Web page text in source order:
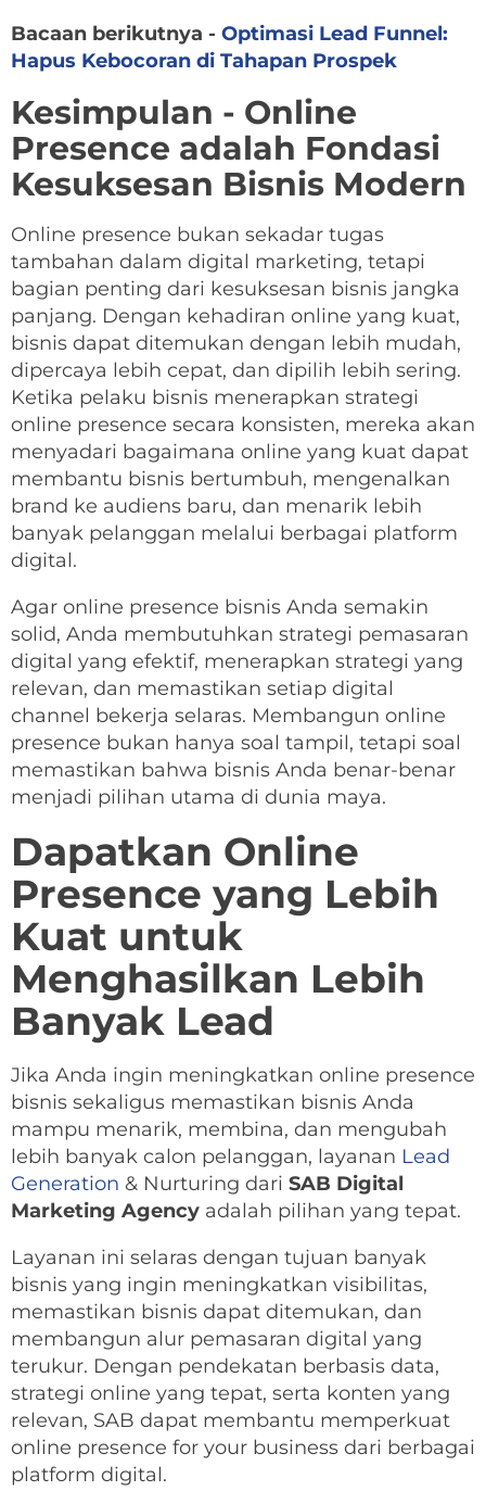
Bacaan berikutnya - Optimasi Lead Funnel:
Hapus Kebocoran di Tahapan Prospek
Kesimpulan - Online
Presence adalah Fondasi
Kesuksesan Bisnis Modern
Online presence bukan sekadar tugas
tambahan dalam digital marketing, tetapi
bagian penting dari kesuksesan bisnis jangka
panjang. Dengan kehadiran online yang kuat,
bisnis dapat ditemukan dengan lebih mudah,
dipercaya lebih cepat, dan dipilih lebih sering.
Ketika pelaku bisnis menerapkan strategi
online presence secara konsisten, mereka akan
menyadari bagaimana online yang kuat dapat
membantu bisnis bertumbuh, mengenalkan
brand ke audiens baru, dan menarik lebih
banyak pelanggan melalui berbagai platform
digital.
Agar online presence bisnis Anda semakin
solid, Anda membutuhkan strategi pemasaran
digital yang efektif, menerapkan strategi yang
relevan, dan memastikan setiap digital
channel bekerja selaras. Membangun online
presence bukan hanya soal tampil, tetapi soal
memastikan bahwa bisnis Anda benar-benar
menjadi pilihan utama di dunia maya.
Dapatkan Online
Presence yang Lebih
Kuat untuk
Menghasilkan Lebih
Banyak Lead
Jika Anda ingin meningkatkan online presence
bisnis sekaligus memastikan bisnis Anda
mampu menarik, membina, dan mengubah
lebih banyak calon pelanggan, layanan Lead
Generation & Nurturing dari SAB Digital
Marketing Agency adalah pilihan yang tepat.
Layanan ini selaras dengan tujuan banyak
bisnis yang ingin meningkatkan visibilitas,
memastikan bisnis dapat ditemukan, dan
membangun alur pemasaran digital yang
terukur. Dengan pendekatan berbasis data,
strategi online yang tepat, serta konten yang
relevan, SAB dapat membantu memperkuat
online presence for your business dari berbagai
platform digital.